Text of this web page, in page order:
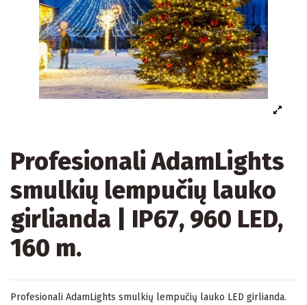
Profesionali AdamLights
smulkių lempučių lauko
girlianda | IP67, 960 LED,
160 m.
Profesionali AdamLights smulkių lempučių lauko LED girlianda.